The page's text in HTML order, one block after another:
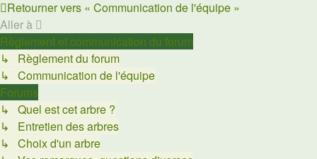
Retourner vers « Communication de l'équipe »
Aller à
Règlement et communication du forum
↳ Règlement du forum
↳ Communication de l'équipe
Forums
↳ Quel est cet arbre ?
↳ Entretien des arbres
↳ Choix d'un arbre